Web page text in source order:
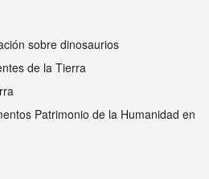
sobre dinosaurios
de la Tierra
Patrimonio de la Humanidad en